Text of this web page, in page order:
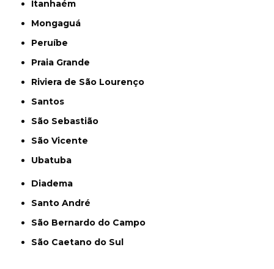
Itanhaém
Mongaguá
Peruíbe
Praia Grande
Riviera de São Lourenço
Santos
São Sebastião
São Vicente
Ubatuba
Diadema
Santo André
São Bernardo do Campo
São Caetano do Sul